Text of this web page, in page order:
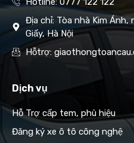
Địa chỉ: Tòa nhà Kim Ánh,
Giấy, Hà Nội
Hỗtrợ:
Dịch vụ
Hỗ Trợ cấp tem, phù hiệu
Đăng ký xe ô tô công nghệ